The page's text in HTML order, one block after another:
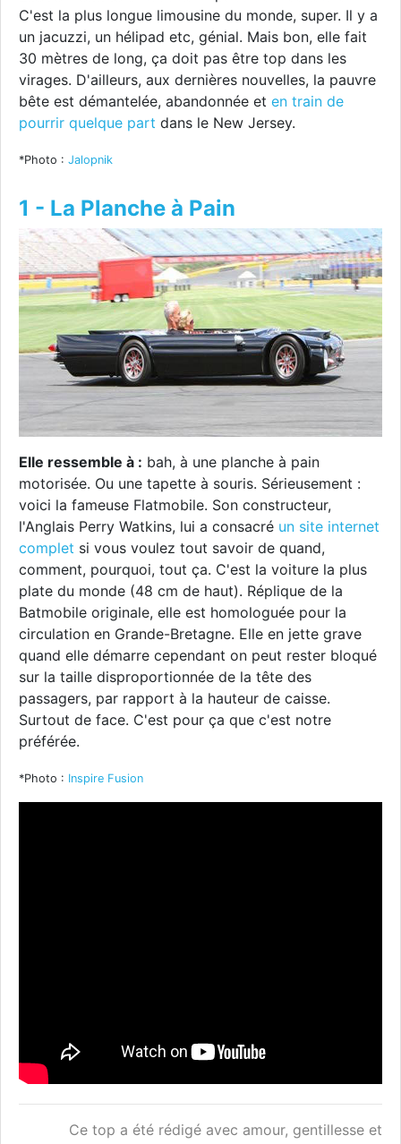
C'est la plus longue limousine du monde, super. Il y a
un jacuzzi, un hélipad etc, génial. Mais bon, elle fait
30 mètres de long, ça doit pas être top dans les
virages. D'ailleurs, aux dernières nouvelles, la pauvre
bête est démantelée, abandonnée et en train de
pourrir quelque part dans le New Jersey.
*Photo : Jalopnik
1 - La Planche à Pain
Elle ressemble à : bah, à une planche à pain
motorisée. Ou une tapette à souris. Sérieusement :
voici la fameuse Flatmobile. Son constructeur,
l'Anglais Perry Watkins, lui a consacré un site internet
complet si vous voulez tout savoir de quand,
comment, pourquoi, tout ça. C'est la voiture la plus
plate du monde (48 cm de haut). Réplique de la
Batmobile originale, elle est homologuée pour la
circulation en Grande-Bretagne. Elle en jette grave
quand elle démarre cependant on peut rester bloqué
sur la taille disproportionnée de la tête des
passagers, par rapport à la hauteur de caisse.
Surtout de face. C'est pour ça que c'est notre
préférée.
*Photo : Inspire Fusion
Ce top a été rédigé avec amour, gentillesse et